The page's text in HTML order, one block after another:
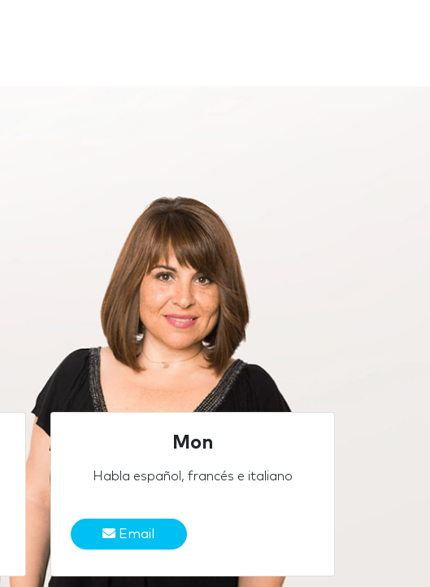
Mon
Habla español, francés e italiano
Email